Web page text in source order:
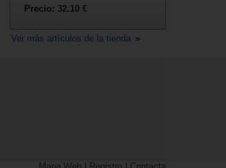
Precio: 32.10 €
Ver más artículos de la tienda